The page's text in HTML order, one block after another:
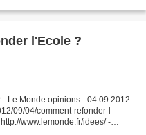
l'Ecole ?
Le Monde opinions - 04.09.2012
09/04/comment-refonder-l-
www.lemonde.fr/idees/ -